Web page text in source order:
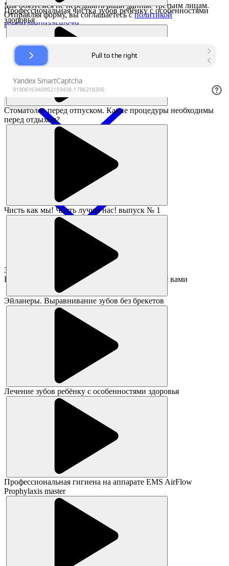
Профессиональная чистка зубов ребёнку с особенностями
здоровья
Стоматолог перед отпуском. Какие процедуры необходимы
перед отдыхом?
Чисть как мы! Чисть лучше нас! выпуск № 1
Эйланеры. Выравнивание зубов без брекетов
Лечение зубов ребёнку с особенностями здоровья
Профессиональная гигиена на аппарате EMS AirFlow
Prophylaxis master
Мы обязуемся не передавать ваши данные третьим лицам.
Отправляя форму, вы соглашаетесь сполитикой
конфиденциальности
Заявка принята!
В ближайшее время администратор свяжется с вами